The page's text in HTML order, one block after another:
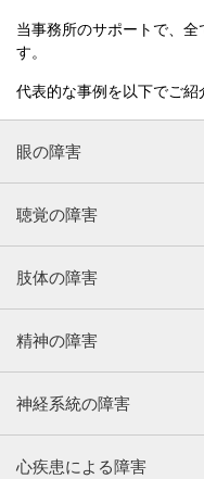
当事務所のサポートで、
す。
代表的な事例を以下でご紹
眼の障害
聴覚の障害
肢体の障害
精神の障害
神経系統の障害
心疾患による障害